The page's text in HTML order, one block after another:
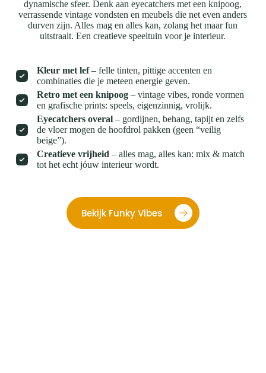
dynamische sfeer. Denk aan eyecatchers met een knipoog,
verrassende vintage vondsten en meubels die net even anders
durven zijn. Alles mag en alles kan, zolang het maar fun
uitstraalt. Een creatieve speeltuin voor je interieur.
Kleur met lef– felle tinten, pittige accenten en
combinaties die je meteen energie geven.
Retro met een knipoog– vintage vibes, ronde vormen
en grafische prints: speels, eigenzinnig, vrolijk.
Eyecatchers overal– gordijnen, behang, tapijt en zelfs
de vloer mogen de hoofdrol pakken (geen “veilig
beige”).
Creatieve vrijheid – alles mag, alles kan: mix & match
tot het echt jóuw interieur wordt.
Bekijk Funky Vibes